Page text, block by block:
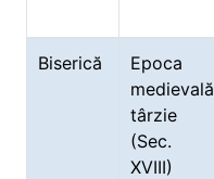
Biserică
Epoca
medievală
târzie
(Sec.
XVIII)